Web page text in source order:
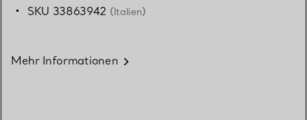
SKU 33863942 (Italien)
Mehr Informationen